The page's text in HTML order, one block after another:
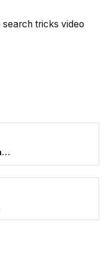
tricks video